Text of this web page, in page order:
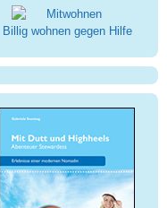
Billig wohnen gegen Hilfe